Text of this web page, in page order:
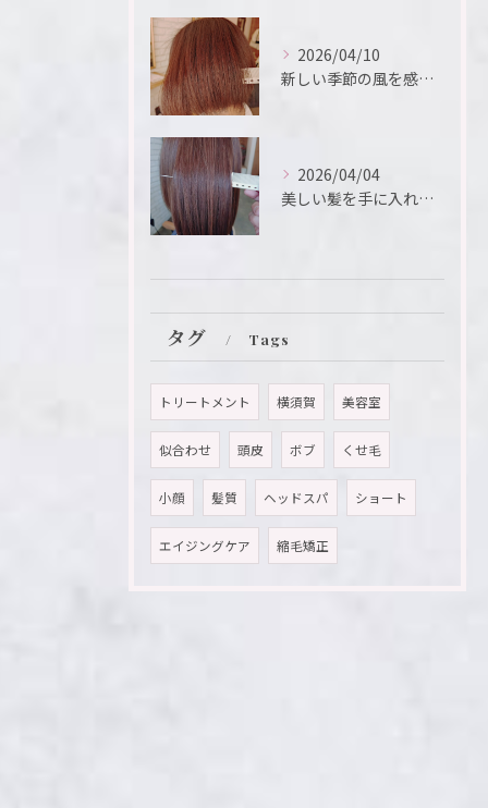
2026/04/10
新しい季節の風を感じるこの瞬間、新たなスタートを切るために、...
2026/04/04
美しい髪を手に入れたいと願う方におすすめのメニューが「髪質改...
タグ Tags
トリートメント 横須賀 美容室
似合わせ 頭皮 ボブ くせ毛
小顔 髪質 ヘッドスパ ショート
エイジングケア 縮毛矯正